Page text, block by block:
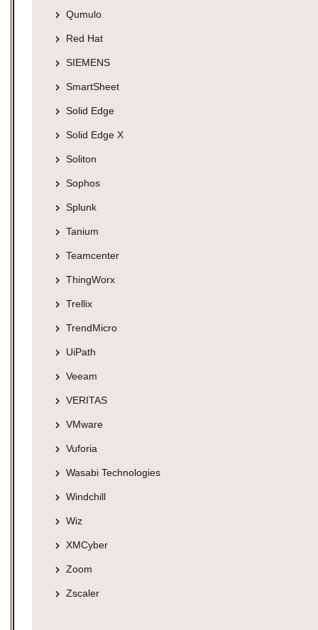
Qumulo
Red Hat
SIEMENS
SmartSheet
Solid Edge
Solid Edge X
Soliton
Sophos
Splunk
Tanium
Teamcenter
ThingWorx
Trellix
TrendMicro
UiPath
Veeam
VERITAS
VMware
Vuforia
Wasabi Technologies
Windchill
Wiz
XMCyber
Zoom
Zscaler